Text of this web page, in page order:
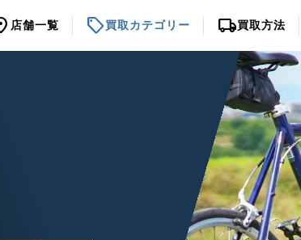
店舗一覧 sell買取カテゴリー local_shipping買取方法